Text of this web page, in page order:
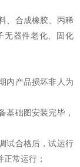
、合成橡胶、丙稀
无器件老化、固化
内产品损坏非人为
基础图安装完毕，
试合格后，试运行
常运行；